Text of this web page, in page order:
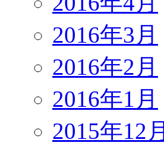
2016年3月
2016年2月
2016年1月
2015年12月